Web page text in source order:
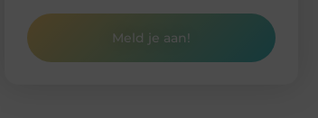
Meld je aan!